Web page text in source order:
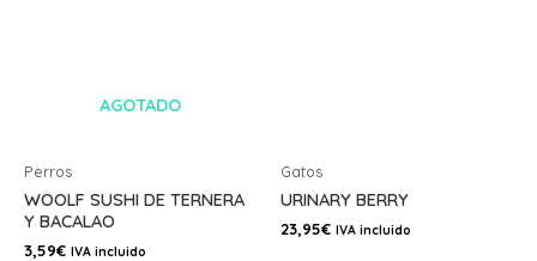
AGOTADO
Perros
WOOLF SUSHI DE TERNERA
Y BACALAO
3,59€ IVA incluido
Gatos
URINARY BERRY
23,95€ IVA incluido